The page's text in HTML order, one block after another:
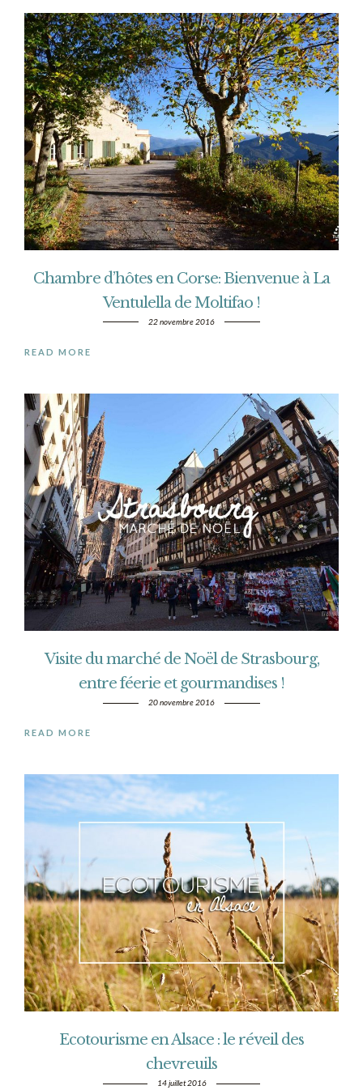
Chambre d’hôtes en Corse: Bienvenue à La
Ventulella de Moltifao !
22 novembre 2016
READ MORE
Visite du marché de Noël de Strasbourg,
entre féerie et gourmandises !
20 novembre 2016
READ MORE
Ecotourisme en Alsace : le réveil des
chevreuils
14 juillet 2016